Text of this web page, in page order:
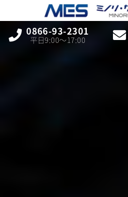
0866-93-2301
平日9:00〜17:00